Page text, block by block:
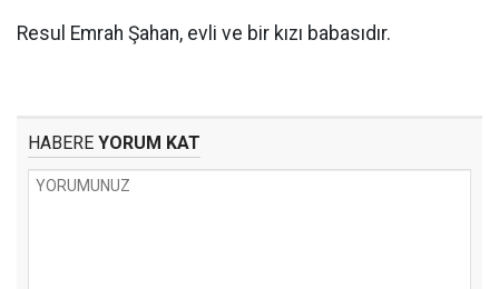
Resul Emrah Şahan, evli ve bir kızı babasıdır.
HABERE YORUM KAT